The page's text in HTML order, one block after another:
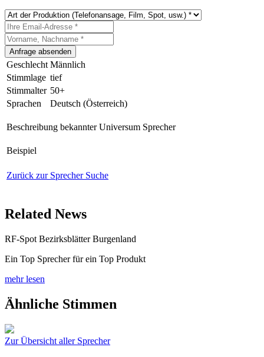
Geschlecht Männlich
Stimmlage tief
Stimmalter 50+
Sprachen
Deutsch (Österreich)
Beschreibung bekannter Universum Sprecher
Beispiel
Zurück zur Sprecher Suche
Related News
RF-Spot Bezirksblätter Burgenland
Ein Top Sprecher für ein Top Produkt
mehr lesen
Ähnliche Stimmen
Zur Übersicht aller Sprecher